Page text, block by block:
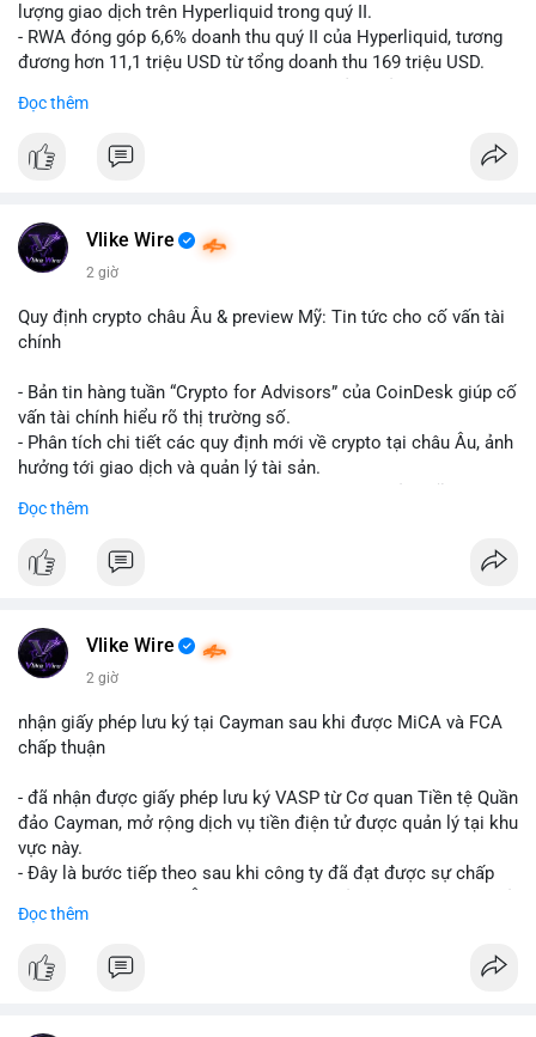
lượng giao dịch trên Hyperliquid trong quý II.
- RWA đóng góp 6,6% doanh thu quý II của Hyperliquid, tương
đương hơn 11,1 triệu USD từ tổng doanh thu 169 triệu USD.
sản hóa thực tế trên sàn giao dịch phi tập trung.
#binancesquare
#vlikevn #titanbot
📰 Nguồn: Cointelegraph
Đọc thêm
Vlike Wire
2 giờ
Quy định crypto châu Âu & preview Mỹ: Tin tức cho cố vấn tài
chính
- Bản tin hàng tuần “Crypto for Advisors” của CoinDesk giúp cố
vấn tài chính hiểu rõ thị trường số.
- Phân tích chi tiết các quy định mới về crypto tại châu Âu, ảnh
hưởng tới giao dịch và quản lý tài sản.
nhà đầu tư chuẩn bị chiến lược.
trong lĩnh vực blockchain.
$btc $eth
#vlikevn #titanbot
Đọc thêm
Vlike Wire
2 giờ
nhận giấy phép lưu ký tại Cayman sau khi được MiCA và FCA
chấp thuận
- đã nhận được giấy phép lưu ký VASP từ Cơ quan Tiền tệ Quần
đảo Cayman, mở rộng dịch vụ tiền điện tử được quản lý tại khu
vực này.
- Đây là bước tiếp theo sau khi công ty đã đạt được sự chấp
quy định toàn cầu.
một cách hợp pháp tại Cayman, thu hút thêm khách hàng tổ
Đọc thêm